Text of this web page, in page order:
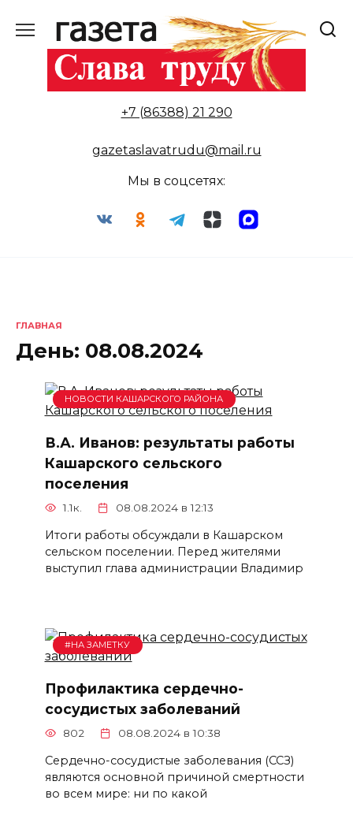
содержанию
+7 (86388) 21 290
gazetaslavatrudu@mail.ru
Мы в соцсетях:
ГЛАВНАЯ
День: 08.08.2024
НОВОСТИ КАШАРСКОГО РАЙОНА
В.А. Иванов: результаты работы
Кашарского сельского
поселения
1.1к. 08.08.2024 в 12:13
Итоги работы обсуждали в Кашарском
сельском поселении. Перед жителями
выступил глава администрации Владимир
#НА ЗАМЕТКУ
Профилактика сердечно-
сосудистых заболеваний
802 08.08.2024 в 10:38
Сердечно-сосудистые заболевания (ССЗ)
являются основной причиной смертности
во всем мире: ни по какой